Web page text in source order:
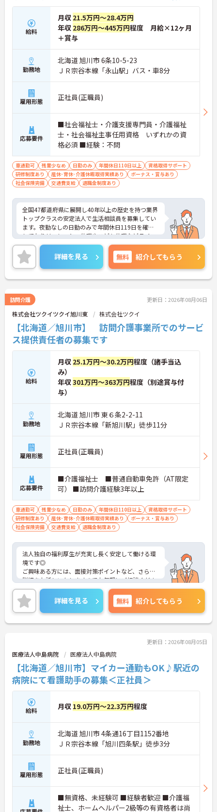
給料
月収 21.5万円～28.4万円
年収 286万円～445万円程度 月給×12ヶ月
＋賞与
勤務地
北海道 旭川市 6条10-5-23
ＪＲ宗谷本線「永山駅」バス・車8分
雇用形態 正社員(正職員)
応募要件
■社会福祉士・介護支援専門員・介護福祉
士・社会福祉主事任用資格 いずれかの資
格必須 ■経験：不問
車通勤可 残業少なめ 日勤のみ 年間休日110日以上
資格取得サポート
研修制度あり
産休･育休･介護休暇取得実績あり
ボーナス・賞与あり
社会保険完備
交通費支給 退職金制度あり
全国47都道府県に展開し40年以上の歴史を持つ業界
トップクラスの安定法人で生活相談員を募集してい
ます。夜勤なしの日勤のみで年間休日119日を確保
しておりリフレッシュ休暇やこども休暇などライフ
ステージに合わせた働き方が可能です。処遇改善手
当の全額還元や実績最大105万円の賞与に加え配偶
者1万円などの手厚い扶養手当をご用意しています。
独自の福利厚生制度によるお祝い金や宿泊費補助な
どスタッフの生活を支える制度も充実しています。
らのびのびと働ける風通しの良い職場です。階層別
研修や資格取得支援制度が整っているため有資格者
の方がこれまでのご経験を活かしながら将来の管理
職やスペシャリストへと着実にキャリアアップを目
指せるやりがいのある環境です。
★おすすめPOINT★
【ワークライフバランスの充実】
・夜勤なしの日勤のみで年間休日119日を確保 ・リ
フレッシュ休暇やこども休暇など特別休暇が充実
・産休育休や産後パパ育休制度など子育て支援体制
【安心の高待遇と福利厚生】
・処遇改善手当を毎月および半期末手当として全額
還元 ・配偶者1万円や満18歳未満の子5千円の手厚
い扶養手当を支給
・結婚・出生・入学のお祝い金やヘルスチェック補
助など独自の福利厚生制度を用意
【資格を活かせるキャリアアップ環境】
・管理職や他職種への転換など多彩なキャリアプラ
ンを用意
風
詳細を見る 無料 紹介してもらう
訪問介護 更新日：2026年08月06日
株式会社ツクイツクイ旭川東 株式会社ツクイ
【北海道／旭川市】 訪問介護事業所でのサービ
ス提供責任者の募集です
給料
月収 25.1万円～30.2万円程度（諸手当込
み）
年収301万円～363万円程度（別途賞与付
与）
勤務地
北海道 旭川市 東６条2-2-11
ＪＲ宗谷本線「新旭川駅」徒歩11分
雇用形態 正社員(正職員)
応募要件
■介護福祉士 ■普通自動車免許（AT限定
可） ■訪問介護経験3年以上
車通勤可 残業少なめ 日勤のみ 年間休日110日以上
資格取得サポート
研修制度あり
産休･育休･介護休暇取得実績あり
ボーナス・賞与あり
社会保険完備
交通費支給 退職金制度あり
法人独自の福利厚生が充実し長く安定して働ける環
境です◎
ご興味ある方には、面接対策ポイントなど、さらに
詳細をお話しいたしますのでお気軽にご相談くださ
い！
詳細を見る 無料 紹介してもらう
更新日：2026年08月05日
医療法人中島病院 医療法人中島病院
【北海道／旭川市】マイカー通勤もOK♪駅近の
病院にて看護助手の募集＜正社員＞
給料 月収 19.0万円～22.3万円程度
勤務地
北海道 旭川市 4条通16丁目1152番地
ＪＲ宗谷本線「旭川四条駅」徒歩3分
雇用形態 正社員(正職員)
■無資格、未経験可 ■経験者歓迎 ■介護福
祉士、ホームヘルパー2級等の有資格者は尚